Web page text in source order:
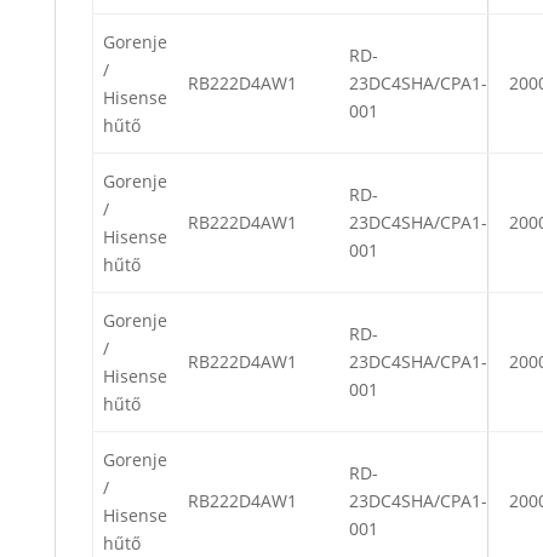
Gorenje
/
Hisense
hűtő
RB222D4AW1
RD-
23DC4SHA/CPA1-
001
Gorenje
/
Hisense
hűtő
RB222D4AW1
RD-
23DC4SHA/CPA1-
001
Gorenje
/
Hisense
hűtő
RB222D4AW1
RD-
23DC4SHA/CPA1-
001
Gorenje
/
Hisense
hűtő
RB222D4AW1
RD-
23DC4SHA/CPA1-
001